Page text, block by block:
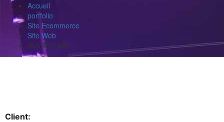
Accueil
portfolio
Site Ecommerce
Site Web
BUYSELLAM
Client: